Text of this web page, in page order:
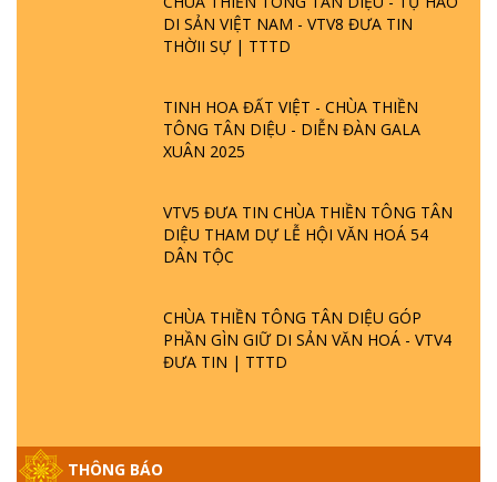
DI SẢN VIỆT NAM - VTV8 ĐƯA TIN
THỜII SỰ | TTTD
TINH HOA ĐẤT VIỆT - CHÙA THIỀN
TÔNG TÂN DIỆU - DIỄN ĐÀN GALA
XUÂN 2025
VTV5 ĐƯA TIN CHÙA THIỀN TÔNG TÂN
DIỆU THAM DỰ LỄ HỘI VĂN HOÁ 54
DÂN TỘC
CHÙA THIỀN TÔNG TÂN DIỆU GÓP
PHẦN GÌN GIỮ DI SẢN VĂN HOÁ - VTV4
ĐƯA TIN | TTTD
THÔNG BÁO